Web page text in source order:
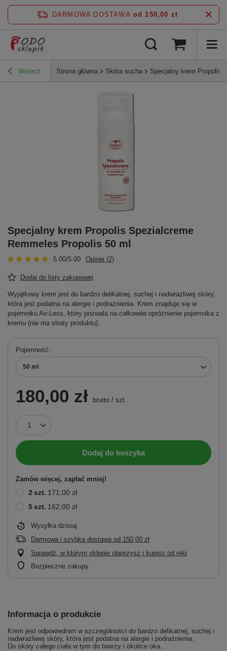
DARMOWA DOSTAWA od 150,00 zł
Wstecz Strona główna Skóra sucha Specjalny krem Propolis
Specjalny krem Propolis Spezialcreme
Remmeles Propolis 50 ml
5.00/5.00 Opinie (2)
Dodaj do listy zakupowej
Wyjątkowy krem jest do bardzo delikatnej, suchej i nadwrażliwej skóry,
która jest podatna na alergie i podrażnienia. Krem znajduje się w
pojemniku Air-Less, który pozwala na całkowite opróżnienie pojemnika z
kremu (nie ma straty produktu).
Pojemność
50 ml
180,00 zł brutto / szt.
Dodaj do koszyka
Zamów więcej, zapłać mniej!
2 szt. 171,00 zł
5szt. 162,00 zł
Wysyłka dzisiaj
Darmowa i szybka dostawa od 150,00 zł
Sprawdź, w którym sklepie obejrzysz i kupisz od ręki
Bezpieczne zakupy
Informacja o produkcie
Krem jest odpowiednim w szczególności do bardzo delikatnej, suchej i
nadwrażliwej skóry, która jest podatna na alergie i podrażnienia.
Do skóry całego ciała w tym do twarzy i okolice oka.